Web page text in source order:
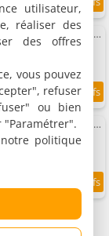
exceptionnel loft style industriel tout équipé avec spa
de bains
Studio Bellevue 3 rue du bourg a Montastruc 47380 entrée indépendante
bains
utilisateur,
réaliser des
des offres
vous pouvez
refuser
ou bien
"Paramétrer".
politique